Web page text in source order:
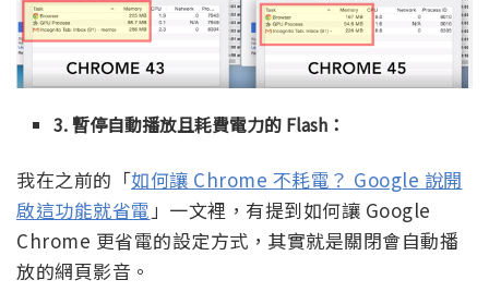
3. 暫停自動播放且耗費電力的 Flash：
我在之前的「如何讓 Chrome 不耗電？ Google 說開
啟這功能就省電 」一文裡，有提到如何讓 Google
Chrome 更省電的設定方式，其實就是關閉會自動播
放的網頁影音。